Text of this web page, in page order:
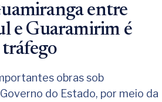
entre
e Guaramirim é
obras sob
do Estado, por meio da